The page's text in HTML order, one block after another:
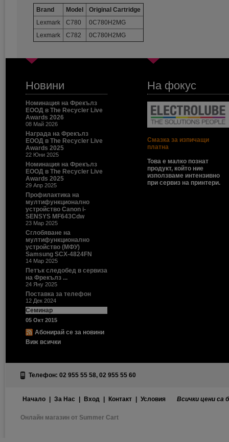
Brand Model
Original Cartridge
Lexmark
C780
0C780H2MG
Lexmark
C782 0C780H2MG
Новини
Номинация на Фрекълз
ЕООД в The Recycler Live
Awards 2026
08 Май 2026
Награда на Фрекълз
ЕООД в The Recycler Live
Awards 2025
22 Юни 2025
Номинация на Фрекълз
ЕООД в The Recycler Live
Awards 2025
29 Апр 2025
Профилактика на
мултифункционално
устройство Canon i-
SENSYS MF643Cdw
23 Мар 2025
Сглобяване на
мултифункционално
устройство (МФУ)
Samsung SCX-4824FN
14 Мар 2025
Петък следобед в сервиза
на Фрекълз ...
24 Яну 2025
Поставка за телефон
12 Дек 2024
Семинар
05 Окт 2015
Абонирай се за новини
Виж всички
На фокус
Смазка за изпичащи
платна
Това е малко познат
продукт, който ние
използваме интензивно
при сервиз на принтери.
Телефон: 02 955 55 58, 02 955 55 60
Начало За Нас Вход Контакт Условия Всички цени са
Онлайн магазин от Summer Cart